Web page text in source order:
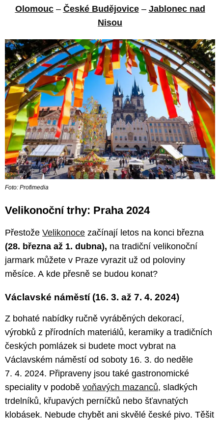
Olomouc– České Budějovice– Jablonec nad
Nisou
Foto: Profimedia
Velikonoční trhy: Praha 2024
Přestože Velikonoce začínají letos na konci března
(28. března až 1. dubna), na tradiční velikonoční
jarmark můžete v Praze vyrazit už od poloviny
měsíce. A kde přesně se budou konat?
Václavské náměstí (16. 3. až 7. 4. 2024)
Z bohaté nabídky ručně vyráběných dekorací,
výrobků z přírodních materiálů, keramiky a tradičních
českých pomlázek si budete moct vybrat na
Václavském náměstí od soboty 16. 3. do neděle
7. 4. 2024. Připraveny jsou také gastronomické
speciality v podobě voňavých mazanců, sladkých
trdelníků, křupavých perníčků nebo šťavnatých
klobásek. Nebude chybět ani skvělé české pivo. Těšit